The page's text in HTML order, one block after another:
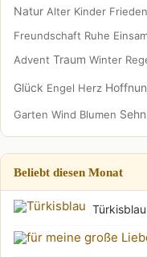
Natur Alter Kinder Frieden
Freundschaft Ruhe
Advent Traum Winter
Glück Engel Herz
Garten Wind Blumen
Beliebt diesen Monat
Türkisblau